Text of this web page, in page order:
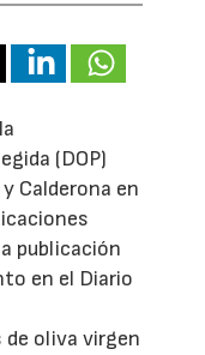
(DOP)
Calderona en
publicación
en el Diario
de oliva virgen